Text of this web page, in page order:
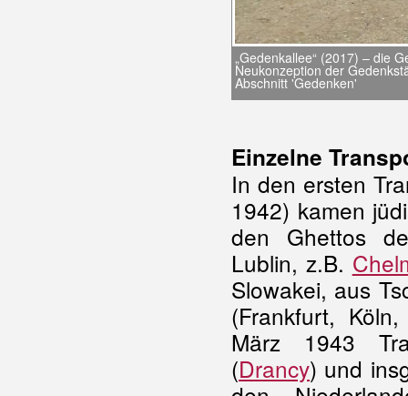
„Gedenkallee“ (2017) – die
Neukonzeption der
Abschnitt 'Gedenken'
Einzelne
In den ersten
1942) kamen
den Ghettos
Lublin, z.B.
Slowakei, aus
(Frankfurt,
März 1943
(Drancy) und